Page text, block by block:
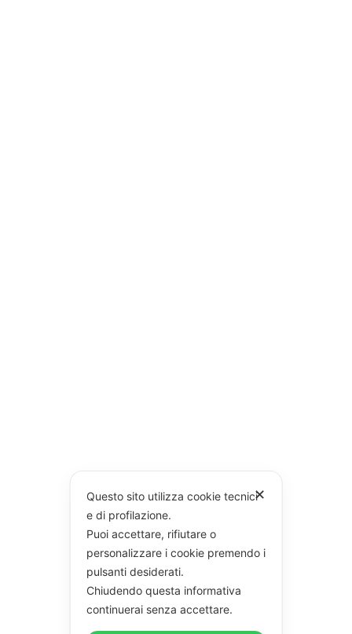
✕
Questo sito utilizza cookie tecnici
e di profilazione.
Puoi accettare, rifiutare o
personalizzare i cookie premendo i
pulsanti desiderati.
Chiudendo questa informativa
continuerai senza accettare.